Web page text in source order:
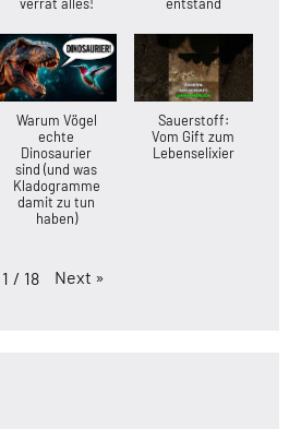
Warum Vögel
echte
Dinosaurier
sind (und was
Kladogramme
damit zu tun
haben)
Sauerstoff:
Vom Gift zum
Lebenselixier
1 / 18 Next »